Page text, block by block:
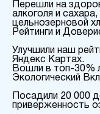
Перешли на
алкоголя и
цельнозерновой
Рейтинги и
Улучшили наш
Яндекс Картах.
Вошли в топ-30%
Экологический
Посадили 20 000
приверженность